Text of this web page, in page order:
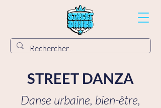
STREET DANZA
Danse urbaine, bien-être,